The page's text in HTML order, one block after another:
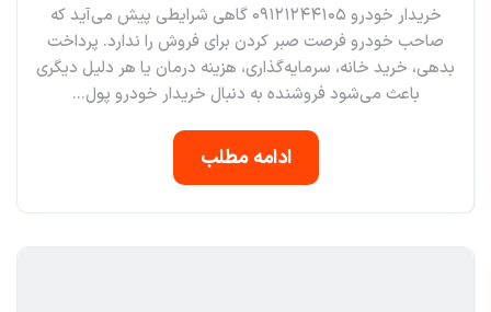
خریدار خودرو ۰۹۱۲۱۲۴۴۱۰۵ گاهی شرایطی پیش می‌آید که
صاحب خودرو فرصت صبر کردن برای فروش را ندارد. پرداخت
بدهی، خرید خانه، سرمایه‌گذاری، هزینه درمان یا هر دلیل دیگری
باعث می‌شود فروشنده به دنبال خریدار خودرو پول...
ادامه مطلب